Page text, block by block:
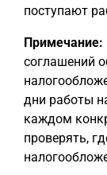
поступают
Примечание:
соглашений
дни работы
каждом
проверять,